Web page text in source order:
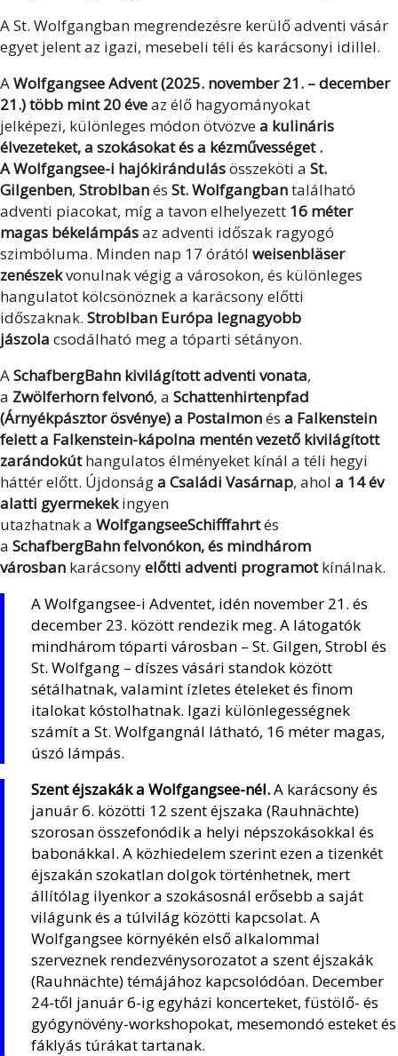
A St. Wolfgangban megrendezésre kerülő adventi vásár
egyet jelent az igazi, mesebeli téli és karácsonyi idillel.
AWolfgangsee Advent(2025. november 21. – december
21.)több mint 20 éveaz élő hagyományokat
jelképezi, különleges módon ötvözvea kulináris
élvezeteket, a szokásokat és a kézművességet .
AWolfgangsee-i hajókirándulásösszeköti a St.
Gilgenben, Stroblbanés St. Wolfgangbantalálható
adventi piacokat, míg a tavon elhelyezett 16 méter
magas békelámpásaz adventi időszak ragyogó
szimbóluma. Minden nap 17 órától weisenbläser
zenészekvonulnakvégig a városokon, és különleges
hangulatot kölcsönöznek a karácsony előtti
időszaknak. Stroblban Európa legnagyobb
jászola csodálható meg a tóparti sétányon.
ASchafbergBahn kivilágított adventi vonata,
a Zwölferhorn felvonó, a Schattenhirtenpfad
(Árnyékpásztor ösvénye) a Postalmonés a Falkenstein
felett a Falkenstein-kápolna mentén vezető kivilágított
zarándokúthangulatos élményeket kínál a téli hegyi
háttér előtt. Újdonsága Családi Vasárnap, ahol a 14 év
alatti gyermekekingyen
utazhatnaka WolfgangseeSchifffahrtés
a SchafbergBahn felvonókon, és mindhárom
városban karácsonyelőtti adventi programotkínálnak.
A Wolfgangsee-i Adventet, idén november 21. és
december 23. között rendezik meg. A látogatók
mindhárom tóparti városban – St. Gilgen, Strobl és
St. Wolfgang – díszes vásári standok között
sétálhatnak, valamint ízletes ételeket és finom
italokat kóstolhatnak. Igazi különlegességnek
számít a St. Wolfgangnál látható, 16 méter magas,
úszó lámpás.
Szent éjszakák a Wolfgangsee-nél.A karácsony és
január 6. közötti 12 szent éjszaka (Rauhnächte)
szorosan összefonódik a helyi népszokásokkal és
babonákkal. A közhiedelem szerint ezen a tizenkét
éjszakán szokatlan dolgok történhetnek, mert
állítólag ilyenkor a szokásosnál erősebb a saját
világunk és a túlvilág közötti kapcsolat. A
Wolfgangsee környékén első alkalommal
szerveznek rendezvénysorozatot a szent éjszakák
(Rauhnächte) témájához kapcsolódóan. December
24-től január 6-ig egyházi koncerteket, füstölő- és
gyógynövény-workshopokat, mesemondó esteket és
fáklyás túrákat tartanak.